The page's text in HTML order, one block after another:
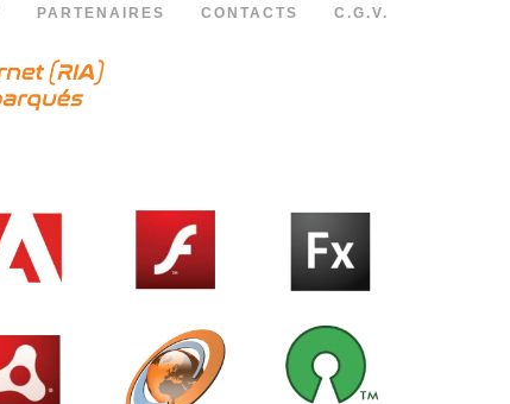
PARTENAIRES CONTACTS C.G.V.